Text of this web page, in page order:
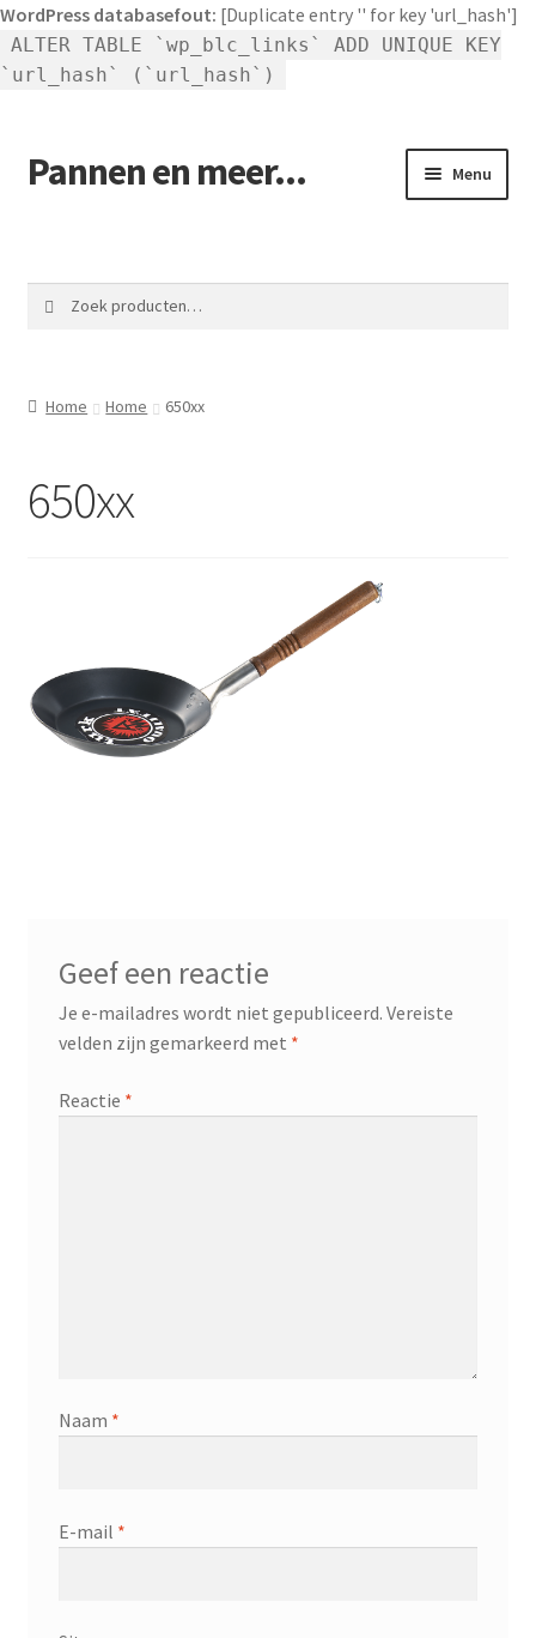
WordPress databasefout: [Duplicate entry '' for key 'url_hash']
ALTER TABLE `wp_blc_links` ADD UNIQUE KEY
`url_hash` (`url_hash`)
Ga
door
Ga
naar
Pannen en meer... Menu
Winkelmand
Mijn account
Contact
Home Home 650xx
650xx
Geef een reactie
Je e-mailadres wordt niet gepubliceerd. Vereiste
velden zijn gemarkeerd met *
Reactie *
Naam *
E-mail *